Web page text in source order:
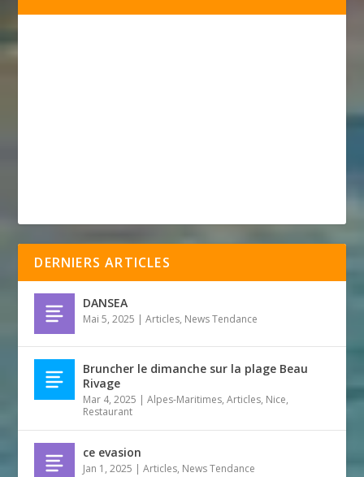
DERNIERS ARTICLES
DANSEA
Mai 5, 2025 |Articles, News Tendance
Bruncher le dimanche sur la plage Beau
Rivage
Mar 4, 2025 |Alpes-Maritimes,Articles, Nice,
Restaurant
ce evasion
Jan 1, 2025 |Articles, News Tendance